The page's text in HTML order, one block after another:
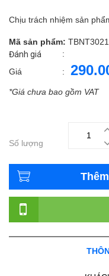
Chịu trách nhiệm sản
Mã sản phẩm: TBNT3021
Đánh giá
:
Giá
:
*Giá chưa bao gồm VAT
Số lượng